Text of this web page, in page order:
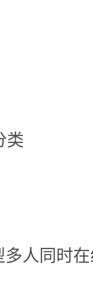
类
多人同时